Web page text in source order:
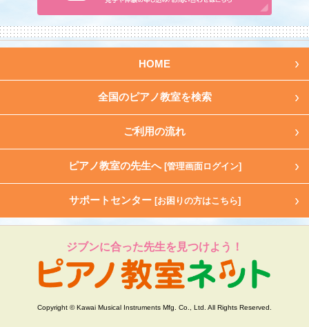
HOME
全国のピアノ教室を検索
ご利用の流れ
ピアノ教室の先生へ [管理画面ログイン]
サポートセンター [お困りの方はこちら]
ジブンに合った先生を見つけよう！
Copyright © Kawai Musical Instruments Mfg. Co., Ltd. All Rights Reserved.